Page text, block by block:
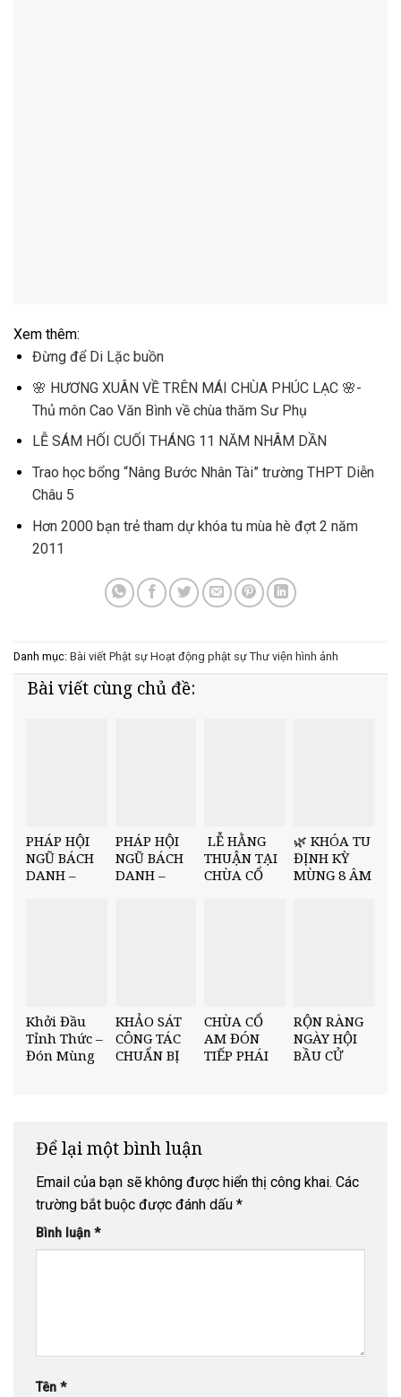
Xem thêm:
Đừng để Di Lặc buồn
🌸 HƯƠNG XUÂN VỀ TRÊN MÁI CHÙA PHÚC LẠC 🌸-
Thủ môn Cao Văn Bình về chùa thăm Sư Phụ
LỄ SÁM HỐI CUỐI THÁNG 11 NĂM NHÂM DẦN
Trao học bổng “Nâng Bước Nhân Tài” trường THPT Diễn
Châu 5
Hơn 2000 bạn trẻ tham dự khóa tu mùa hè đợt 2 năm
2011
Danh mục: Bài viết Phật sự Hoạt động phật sự Thư viện hình ảnh
Bài viết cùng chủ đề:
PHÁP HỘI
NGŨ BÁCH
DANH –
PHÁP HỘI
NGŨ BÁCH
DANH –
LỄ HẰNG
THUẬN TẠI
CHÙA CỔ
🌿 KHÓA TU
ĐỊNH KỲ
MÙNG 8 ÂM
Khởi Đầu
Tỉnh Thức –
Đón Mùng
KHẢO SÁT
CÔNG TÁC
CHUẨN BỊ
CHÙA CỔ
AM ĐÓN
TIẾP PHÁI
TÔNG
RỘN RÀNG
NGÀY HỘI
BẦU CỬ
Để lại một bình luận
Email của bạn sẽ không được hiển thị công khai. Các
trường bắt buộc được đánh dấu *
Bình luận *
Tên *